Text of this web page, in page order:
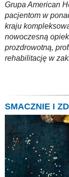
Grupa American
pacjentom w
kraju
nowoczesną
prozdrowotną,
rehabilitację w
SMACZNIE I